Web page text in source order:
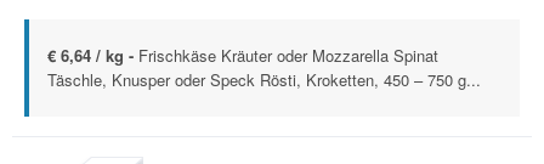
€ 6,64 / kg - Frischkäse Kräuter oder Mozzarella Spinat
Täschle, Knusper oder Speck Rösti, Kroketten, 450 – 750 g...